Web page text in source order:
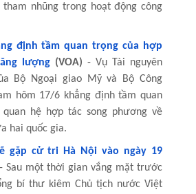
nhũng trong hoạt động công
định tầm quan trọng của hợp
lượng (VOA) - Vụ Tài nguyên
Bộ Ngoại giao Mỹ và Bộ Công
hôm 17/6 khẳng định tầm quan
hệ hợp tác song phương về
hai quốc gia.
gặp cử tri Hà Nội vào ngày 19
- Sau một thời gian vắng mặt trước
bí thư kiêm Chủ tịch nước Việt